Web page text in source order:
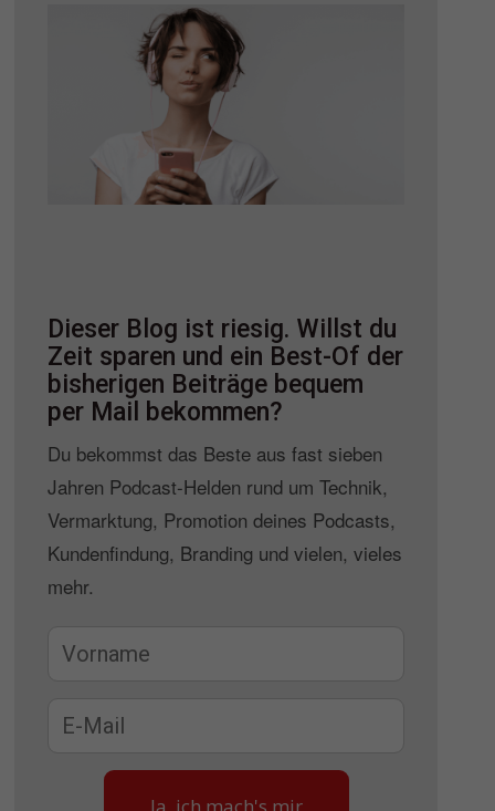
Dieser Blog ist riesig. Willst du
Zeit sparen und ein Best-Of der
bisherigen Beiträge bequem
per Mail bekommen?
Du bekommst das Beste aus fast sieben
Jahren Podcast-Helden rund um Technik,
Vermarktung, Promotion deines Podcasts,
Kundenfindung, Branding und vielen, vieles
mehr.